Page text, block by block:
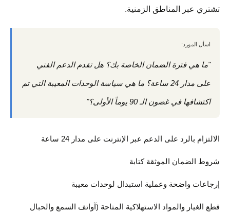
تشتري عبر المناطق الزمنية.
اسأل المورد:
"ما هي فترة الضمان الخاصة بك؟ هل تقدم الدعم الفني
على مدار 24 ساعة؟ ما هي سياسة الوحدات المعيبة التي تم
اكتشافها في غضون الـ 90 يوماً الأولى؟"
الالتزام بالرد على الدعم عبر الإنترنت على مدار 24 ساعة
شروط الضمان الموثقة كتابة
إرجاعات واضحة وعملية استبدال لوحدات معيبة
قطع الغيار والمواد الاستهلاكية المتاحة (آواتف السمع والحبال